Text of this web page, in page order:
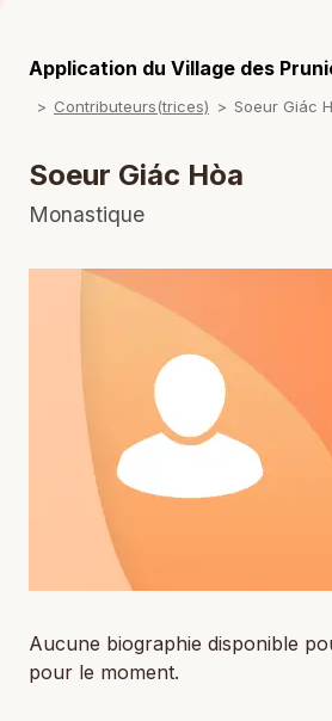
Application du Village des
Contributeurs(trices) Soeur Giác
Soeur Giác Hòa
Monastique
Aucune biographie disponible
pour le moment.